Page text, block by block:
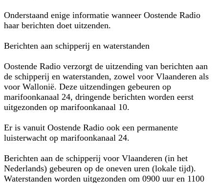
Onderstaand enige informatie wanneer Oostende Radio
haar berichten doet uitzenden.
Berichten aan schipperij en waterstanden
Oostende Radio verzorgt de uitzending van berichten aan
de schipperij en waterstanden, zowel voor Vlaanderen als
voor Wallonië. Deze uitzendingen gebeuren op
marifoonkanaal 24, dringende berichten worden eerst
uitgezonden op marifoonkanaal 10.
Er is vanuit Oostende Radio ook een permanente
luisterwacht op marifoonkanaal 24.
Berichten aan de schipperij voor Vlaanderen (in het
Nederlands) gebeuren op de oneven uren (lokale tijd).
Waterstanden worden uitgezonden om 0900 uur en 1100